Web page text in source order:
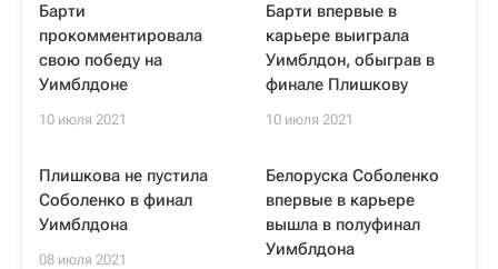
Барти
прокомментировала
свою победу на
Уимблдоне
10 июля 2021
Барти впервые в
карьере выиграла
Уимблдон, обыграв в
финале Плишкову
10 июля 2021
Плишкова не пустила
Соболенко в финал
Уимблдона
08 июля 2021
Белоруска Соболенко
впервые в карьере
вышла в полуфинал
Уимблдона